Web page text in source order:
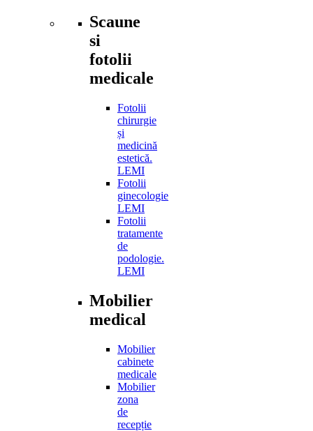
Scaune
si
fotolii
medicale
Fotolii
chirurgie
și
medicină
estetică.
LEMI
Fotolii
ginecologie
LEMI
Fotolii
tratamente
de
podologie.
LEMI
Mobilier
medical
Mobilier
cabinete
medicale
Mobilier
zona
de
recepție